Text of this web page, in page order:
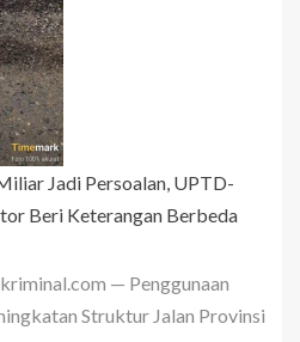
Jadi Persoalan, UPTD-
Beri Keterangan Berbeda
— Penggunaan
Struktur Jalan Provinsi